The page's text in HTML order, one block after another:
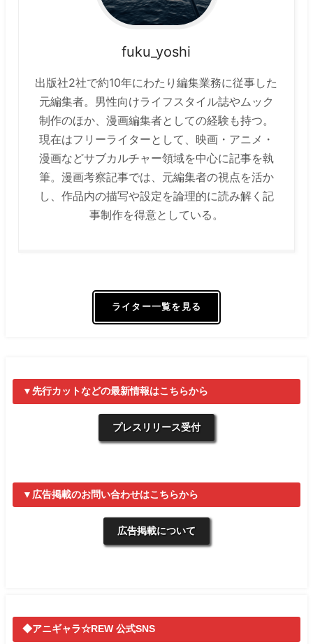
fuku_yoshi
出版社2社で約10年にわたり編集業務に従事した
元編集者。男性向けライフスタイル誌やムック
制作のほか、漫画編集者としての経験も持つ。
現在はフリーライターとして、映画・アニメ・
漫画などサブカルチャー領域を中心に記事を執
筆。漫画考察記事では、元編集者の視点を活か
し、作品内の描写や設定を論理的に読み解く記
事制作を得意としている。
ライター一覧を見る
▼先行カットなどの最新情報はこちらから
プレスリリース受付
▼広告掲載のお問い合わせはこちらから
広告掲載について
◆アニギャラ☆REW 公式SNS